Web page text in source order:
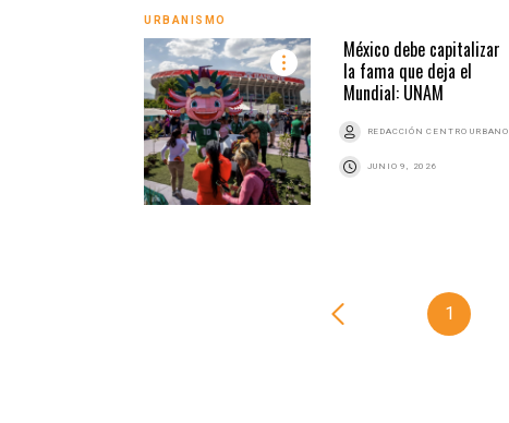
URBANISMO
México debe capitalizar
la fama que deja el
Mundial: UNAM
REDACCIÓN CENTRO URBANO
JUNIO 9, 2026
1